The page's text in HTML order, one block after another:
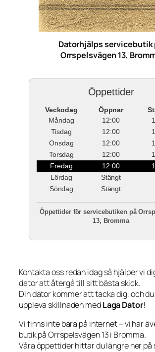
Datorhjälps servicebutik
Orrspelsvägen 13,
Öppettider
Veckodag Öppnar
Måndag
12:00
Tisdag
12:00
Onsdag
12:00
Torsdag
12:00
Fredag
12:00
Lördag
Stängt
Söndag
Stängt
Öppettider för servicebutiken på
13, Bromma
Kontakta oss redan idag så hjälper vi
dator att återgå till sitt bästa skick.
Din dator kommer att tacka dig, och
uppleva skillnaden medLaga Dator!
Vi finns inte bara på internet – vi har
butik på Orrspelsvägen 13 i Bromma.
Våra öppettider hittar du längre ner på